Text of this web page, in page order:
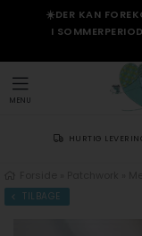
☀️DER KAN
I
MENU
HURTIG
TILBAGE